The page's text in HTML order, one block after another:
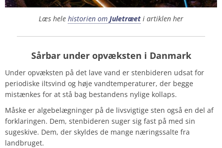
Læs hele historien om Juletræet i artiklen her
Sårbar under opvæksten i Danmark
Under opvæksten på det lave vand er stenbideren udsat for
periodiske iltsvind og høje vandtemperaturer, der begge
mistænkes for at stå bag bestandens nylige kollaps.
Måske er algebelægninger på de livsvigtige sten også en del af
forklaringen. Dem, stenbideren suger sig fast på med sin
sugeskive. Dem, der skyldes de mange næringssalte fra
landbruget.